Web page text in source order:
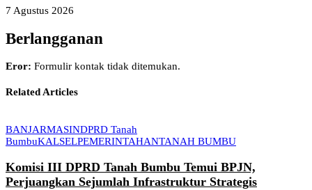
7 Agustus 2026
Berlangganan
Eror: Formulir kontak tidak ditemukan.
Related Articles
BANJARMASINDPRD Tanah
BumbuKALSELPEMERINTAHANTANAH BUMBU
Komisi III DPRD Tanah Bumbu Temui BPJN,
Perjuangkan Sejumlah Infrastruktur Strategis